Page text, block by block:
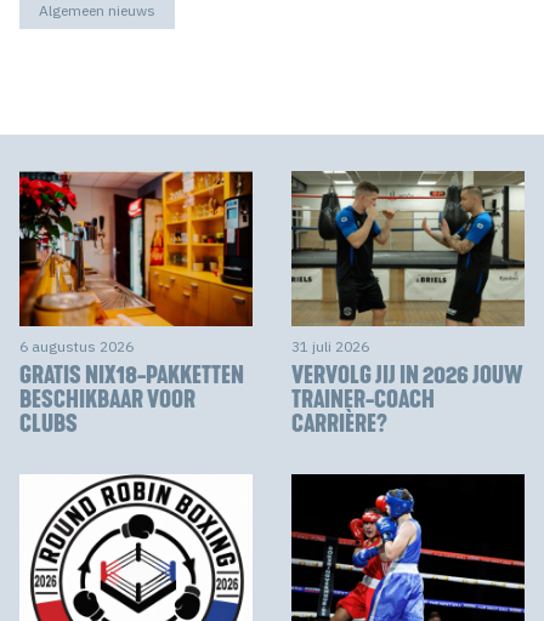
Algemeen nieuws
6 augustus 2026
GRATIS NIX18-PAKKETTEN
BESCHIKBAAR VOOR
CLUBS
31 juli 2026
VERVOLG JIJ IN 2026 JOUW
TRAINER-COACH
CARRIÈRE?